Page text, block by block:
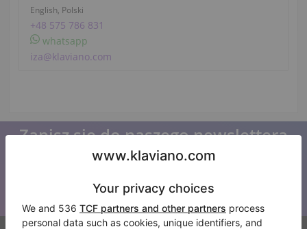
English, Polski
+48 575 786 831
whatsapp
iza@klaviano.com
Zapisz się do naszego newslettera
Bądź na bieżąco z wszystkimi nowościami Klaviano